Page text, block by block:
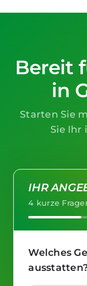
Sie haben
Bereit
in
Starten Sie
Sie Ihr
IHR
4 kurze
Welches